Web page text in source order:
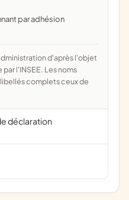
par adhésion
l'INSEE. Les noms
complets ceux de
déclaration